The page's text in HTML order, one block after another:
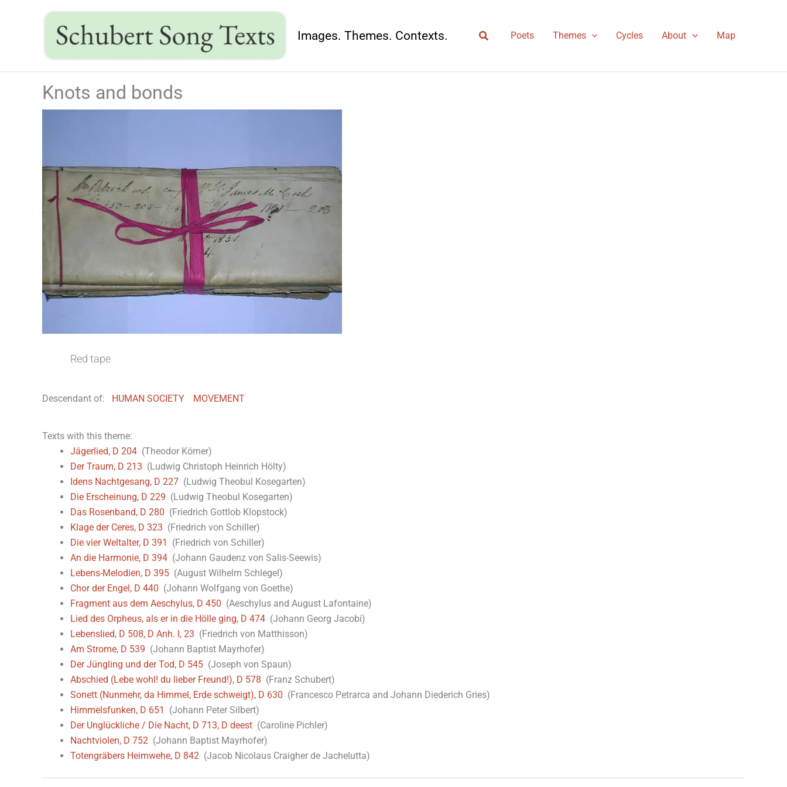
Images. Themes. Contexts. Search Poets Themes Cycles About Map
Knots and bonds
Red tape
Descendant of: HUMAN SOCIETY MOVEMENT
Texts with this theme:
Jägerlied, D 204 (Theodor Körner)
Der Traum, D 213 (Ludwig Christoph Heinrich Hölty)
Idens Nachtgesang, D 227 (Ludwig Theobul Kosegarten)
Die Erscheinung, D 229 (Ludwig Theobul Kosegarten)
Das Rosenband, D 280 (Friedrich Gottlob Klopstock)
Klage der Ceres, D 323 (Friedrich von Schiller)
Die vier Weltalter, D 391
(Friedrich von Schiller)
An die Harmonie, D 394 (Johann Gaudenz von Salis-Seewis)
Lebens-Melodien, D 395 (August Wilhelm Schlegel)
Chor der Engel, D 440 (Johann Wolfgang von Goethe)
Fragment aus dem Aeschylus, D 450 (Aeschylus and August Lafontaine)
Lied des Orpheus, als er in die Hölle ging, D 474 (Johann Georg Jacobi)
Lebenslied, D 508, D Anh. I, 23 (Friedrich von Matthisson)
Am Strome, D 539 (Johann Baptist Mayrhofer)
Der Jüngling und der Tod, D 545 (Joseph von Spaun)
Abschied (Lebe wohl! du lieber Freund!), D 578 (Franz Schubert)
Sonett (Nunmehr, da Himmel, Erde schweigt), D 630 (Francesco Petrarca and Johann Diederich Gries)
Himmelsfunken, D 651
(Johann Peter Silbert)
Der Unglückliche / Die Nacht, D 713, D deest (Caroline Pichler)
Nachtviolen, D 752 (Johann Baptist Mayrhofer)
Totengräbers Heimwehe, D 842 (Jacob Nicolaus Craigher de Jachelutta)